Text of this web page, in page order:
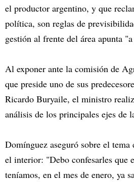
el productor argentino, y que
política, son reglas de
gestión al frente del área apunta
Al exponer ante la comisión de
que preside uno de sus
Ricardo Buryaile, el ministro
análisis de los principales ejes de
Domínguez aseguró sobre el
el interior: "Debo confesarles que
teníamos, en el mes de enero, ya